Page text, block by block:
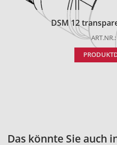
DSM 12
Das könnte Sie auch